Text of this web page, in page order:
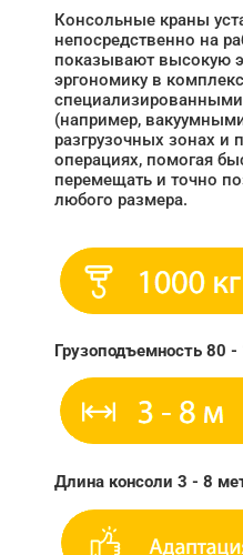
Консольные краны
непосредственно на
показывают высокую
эргономику в
(например,
разгрузочных зонах и
операциях, помогая
перемещать и точно
любого размера.
Грузоподъемность 80 -
Длина консоли 3 - 8